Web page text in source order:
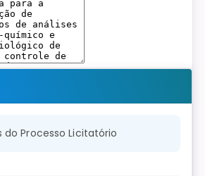
Processo Licitatório